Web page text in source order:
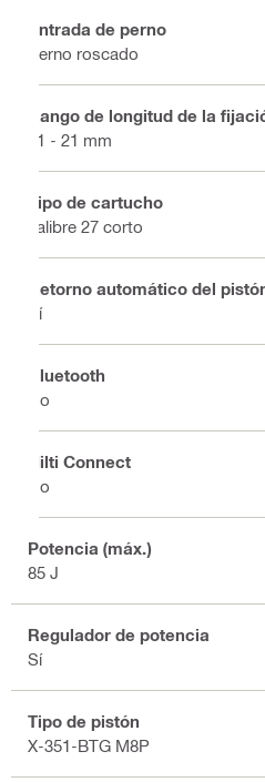
Entrada de perno
Perno roscado
Rango de longitud de la
21 - 21 mm
Tipo de cartucho
calibre 27 corto
Retorno automático del
Sí
Bluetooth
No
Hilti Connect
No
Potencia (máx.)
85 J
Regulador de potencia
Sí
Tipo de pistón
X-351-BTG M8P